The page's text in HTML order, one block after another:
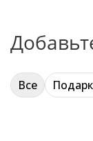
Все